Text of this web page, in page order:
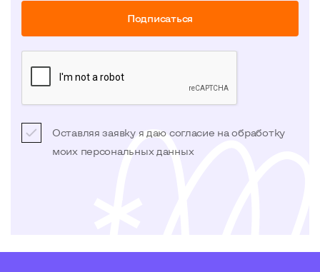
Подписаться
Оставляя заявку я даю согласие на обработку
моих персональных данных